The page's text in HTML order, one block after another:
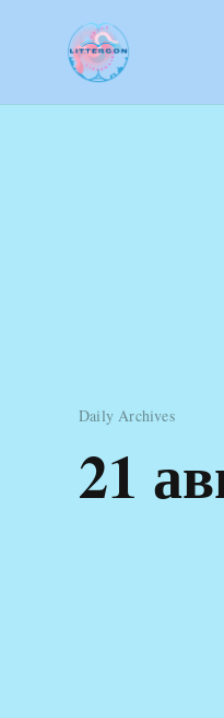
LITTERcon
Daily Archives
21